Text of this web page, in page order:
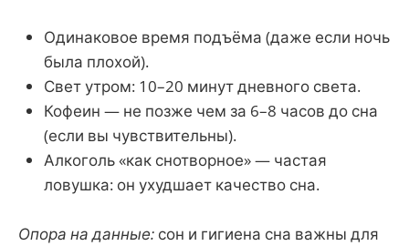
Одинаковое время подъёма (даже если ночь
была плохой).
Свет утром: 10–20 минут дневного света.
Кофеин — не позже чем за 6–8 часов до сна
(если вы чувствительны).
Алкоголь «как снотворное» — частая
ловушка: он ухудшает качество сна.
Опора на данные: сон и гигиена сна важны для